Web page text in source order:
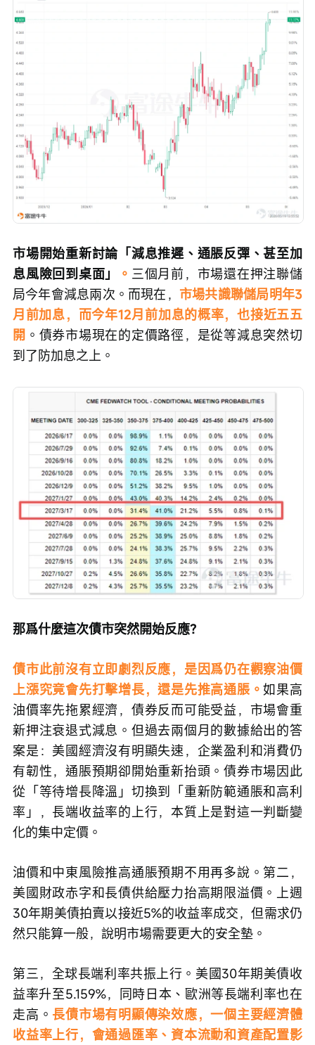
市場開始重新討論「減息推遲、通脹反彈、甚至加
息風險回到桌面」
。 三個月前，市場還在押注聯儲
局今年會減息兩次。而現在， 市場共識聯儲局明年3
月前加息，而今年12月前加息的概率，也接近五五
開 。債券市場現在的定價路徑，是從等減息突然切
到了防加息之上。
那爲什麼這次債市突然開始反應？
債市此前沒有立即劇烈反應，是因爲仍在觀察油價
上漲究竟會先打擊增長，還是先推高通脹。如果高
油價率先拖累經濟，債券反而可能受益，市場會重
新押注衰退式減息。但過去兩個月的數據給出的答
案是：美國經濟沒有明顯失速，企業盈利和消費仍
有韌性，通脹預期卻開始重新抬頭。債券市場因此
從「等待增長降溫」切換到「重新防範通脹和高利
率」，長端收益率的上行，本質上是對這一判斷變
化的集中定價。
油價和中東風險推高通脹預期不用再多說。第二，
美國財政赤字和長債供給壓力抬高期限溢價。上週
30年期美債拍賣以接近5%的收益率成交，但需求仍
然只能算一般，說明市場需要更大的安全墊。
第三，全球長端利率共振上行。美國30年期美債收
益率升至5.159%，同時日本、歐洲等長端利率也在
走高。 長債市場有明顯傳染效應，一個主要經濟體
收益率上行，會通過匯率、資本流動和資產配置影